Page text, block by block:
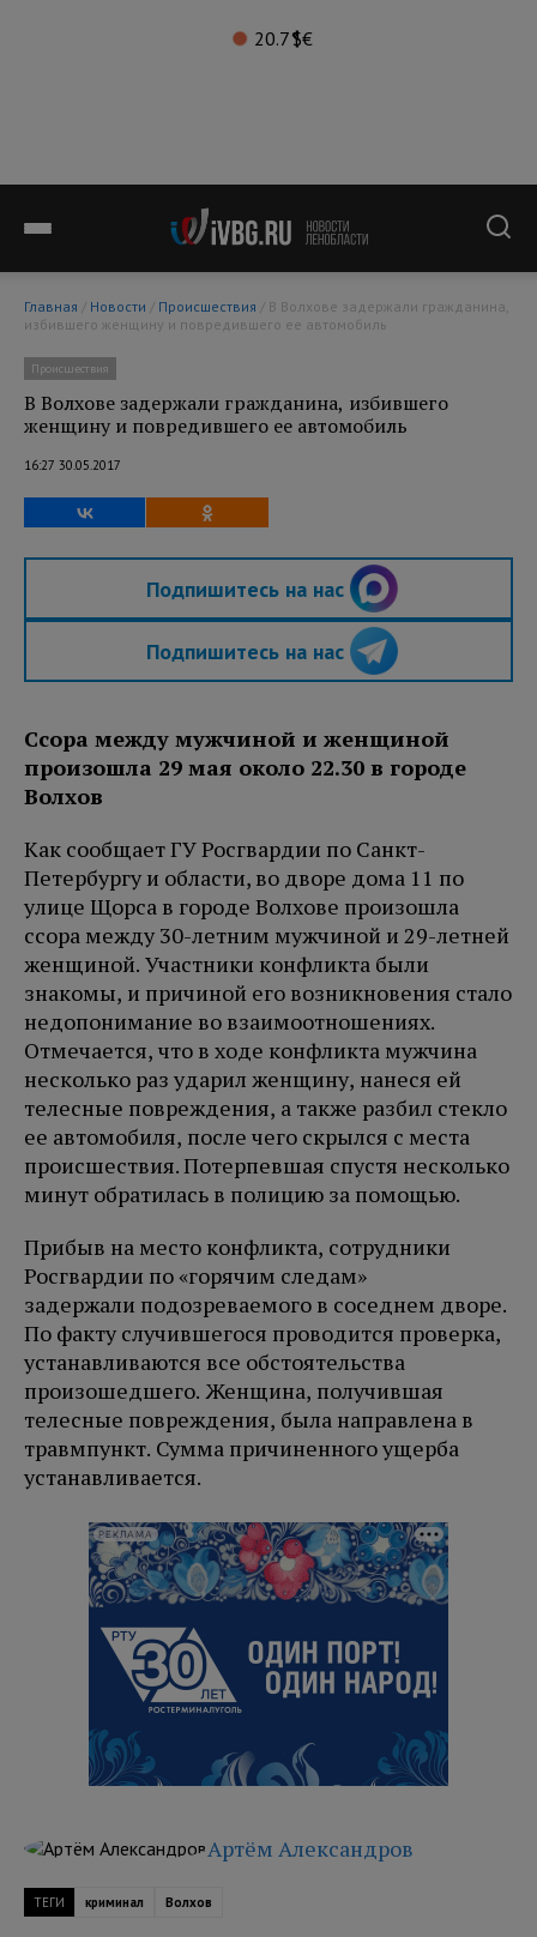
20.7°$€
Главная / Новости / Происшествия
избившего женщину и повредившего ее автомобиль
Происшествия
В Волхове задержали гражданина, избившего
женщину и повредившего ее автомобиль
16:27 30.05.2017
Подпишитесь на нас
Подпишитесь на нас
Ссора между мужчиной и женщиной
произошла 29 мая около 22.30 в городе
Волхов
Как сообщает ГУ Росгвардии по Санкт-
Петербургу и области, во дворе дома 11 по
улице Щорса в городе Волхове произошла
ссора между 30-летним мужчиной и 29-летней
женщиной. Участники конфликта были
знакомы, и причиной его возникновения стало
недопонимание во взаимоотношениях.
Отмечается, что в ходе конфликта мужчина
несколько раз ударил женщину, нанеся ей
телесные повреждения, а также разбил стекло
ее автомобиля, после чего скрылся с места
происшествия. Потерпевшая спустя несколько
минут обратилась в полицию за помощью.
Прибыв на место конфликта, сотрудники
Росгвардии по «горячим следам»
задержали подозреваемого в соседнем дворе.
По факту случившегося проводится проверка,
устанавливаются все обстоятельства
произошедшего. Женщина, получившая
телесные повреждения, была направлена в
травмпункт. Сумма причиненного ущерба
устанавливается.
РЕКЛАМА
Артём Александров
ТЕГИ криминал Волхов